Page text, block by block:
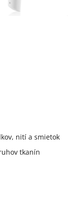
nití a smietok
tkanín